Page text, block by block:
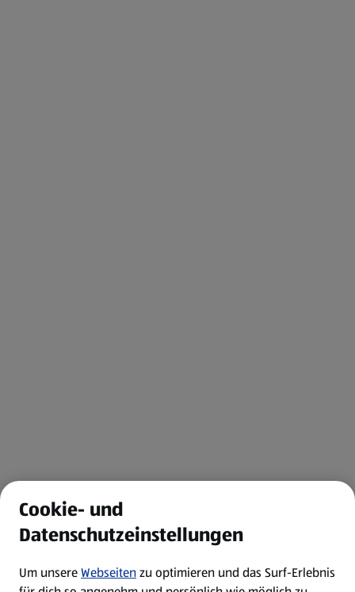
Cookie- und
Datenschutzeinstellungen
Um unsereWebseitenzu optimieren und das Surf-Erlebnis